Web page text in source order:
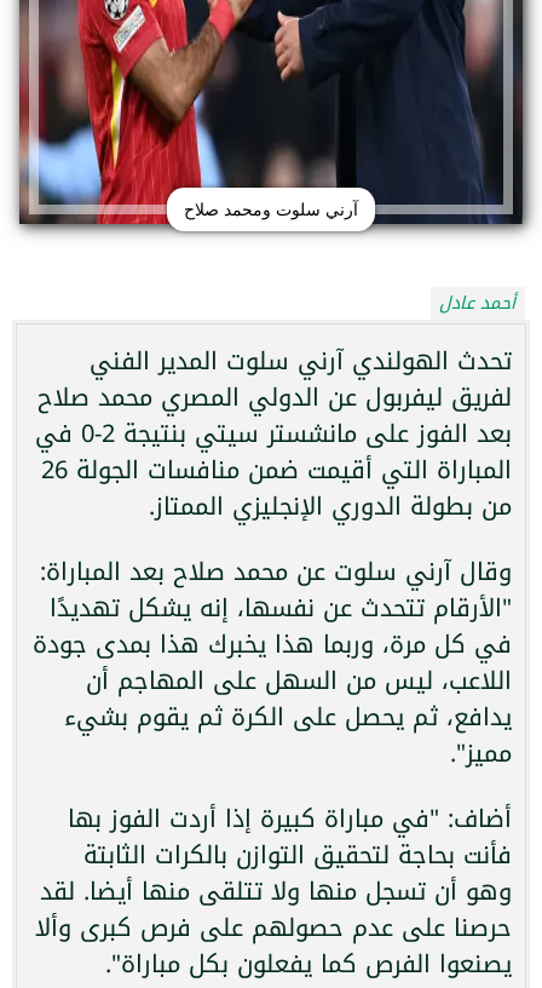
آرني سلوت ومحمد صلاح
أحمد عادل
تحدث الهولندي آرني سلوت المدير الفني
لفريق ليفربول عن الدولي المصري محمد صلاح
بعد الفوز على مانشستر سيتي بنتيجة 2-0 في
المباراة التي أقيمت ضمن منافسات الجولة 26
من بطولة الدوري الإنجليزي الممتاز.
وقال آرني سلوت عن محمد صلاح بعد المباراة:
"الأرقام تتحدث عن نفسها، إنه يشكل تهديدًا
في كل مرة، وربما هذا يخبرك هذا بمدى جودة
اللاعب، ليس من السهل على المهاجم أن
يدافع، ثم يحصل على الكرة ثم يقوم بشيء
مميز".
أضاف: "في مباراة كبيرة إذا أردت الفوز بها
فأنت بحاجة لتحقيق التوازن بالكرات الثابتة
وهو أن تسجل منها ولا تتلقى منها أيضا. لقد
حرصنا على عدم حصولهم على فرص كبرى وألا
يصنعوا الفرص كما يفعلون بكل مباراة".